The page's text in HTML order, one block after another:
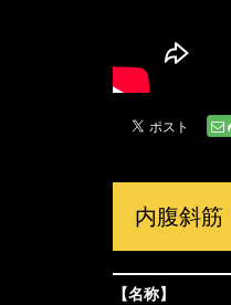
内腹斜筋
【名称】